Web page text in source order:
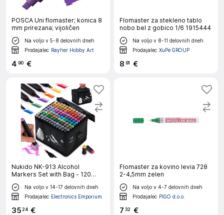
POSCA Uni flomaster; konica 8
mm prirezana; vijoličen
Na voljo v 5-8 delovnih dneh
Prodajalec Rayher Hobby Art
4 90 €
Flomaster za stekleno tablo
nobo bel z gobico 1/6 1915444
Na voljo v 8-11 delovnih dneh
Prodajalec XuPe GROUP
8 91 €
Nukido NK-913 Alcohol
Markers Set with Bag - 120
Vibrant Colors for Artists
Na voljo v 14-17 delovnih dneh
Prodajalec Electronics Emporium
35 24 €
Flomaster za kovino levia 728
2-4,5mm zelen
Na voljo v 4-7 delovnih dneh
Prodajalec PIGO d.o.o.
7 32 €